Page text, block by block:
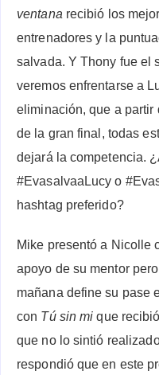
ventana recibió los
entrenadores y la
salvada. Y Thony fue el
veremos enfrentarse a
eliminación, que a partir
de la gran final, todas
dejará la competencia.
#EvasalvaaLucy o
hashtag preferido?
Mike presentó a Nicolle
apoyo de su mentor
mañana define su pase
con Tú sin mique
que no lo sintió
respondió que en este